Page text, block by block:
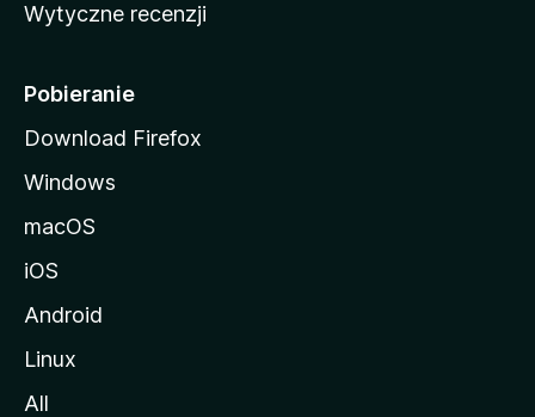
l
i
Wytyczne recenzji
Pobieranie
Download Firefox
Windows
macOS
iOS
Android
Linux
All